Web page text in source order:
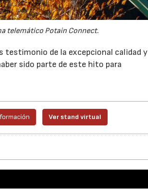
telemático Potain Connect.
testimonio de la excepcional calidad y
sido parte de este hito para
Ver stand virtual